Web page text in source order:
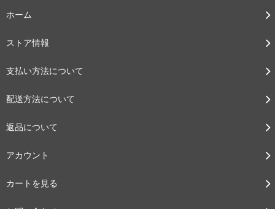
ホーム
ストア情報
支払い方法について
配送方法について
返品について
アカウント
カートを見る